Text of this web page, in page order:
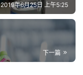
2019年6月25日 上午5:25
下一篇